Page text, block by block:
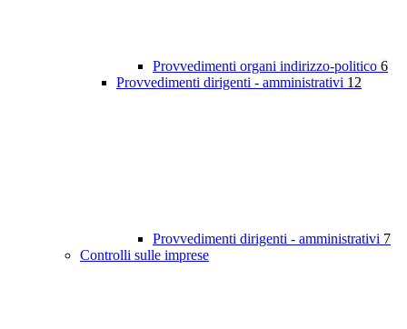
Provvedimenti organi indirizzo-politico 6
Provvedimenti dirigenti - amministrativi 12
Provvedimenti dirigenti - amministrativi 7
Controlli sulle imprese